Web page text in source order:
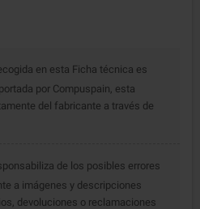
en esta Ficha técnica es
por Compuspain, esta
del fabricante a través de
de los posibles errores
a imágenes y descripciones
devoluciones o reclamaciones